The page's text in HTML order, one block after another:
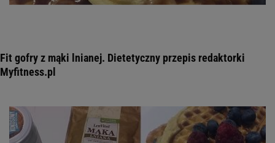
Fit gofry z mąki lnianej. Dietetyczny przepis redaktorki
Myfitness.pl